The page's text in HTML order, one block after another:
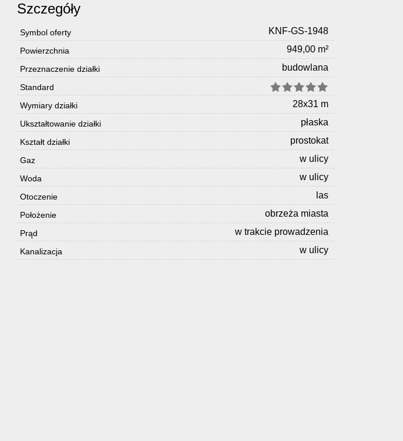
Szczegóły
Symbol oferty KNF-GS-1948
Powierzchnia 949,00 m²
Przeznaczenie działki budowlana
Standard
Wymiary działki
28x31 m
Ukształtowanie działki płaska
Kształt działki prostokat
Gaz w ulicy
Woda w ulicy
Otoczenie las
Położenie obrzeża miasta
Prąd w trakcie prowadzenia
Kanalizacja w ulicy